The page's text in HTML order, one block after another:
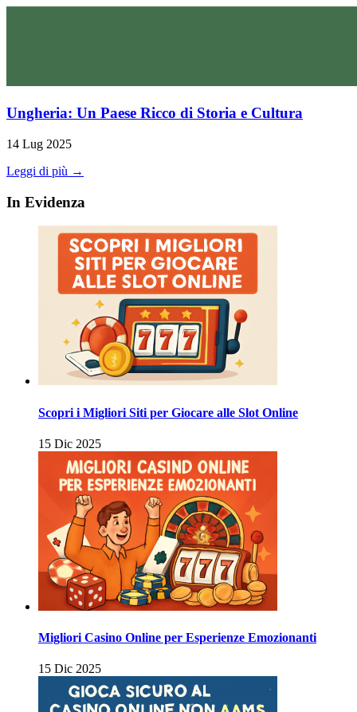
Ungheria: Un Paese Ricco di Storia e Cultura
14 Lug 2025
Leggi di più →
In Evidenza
Scopri i Migliori Siti per Giocare alle Slot Online
15 Dic 2025
Migliori Casino Online per Esperienze Emozionanti
15 Dic 2025